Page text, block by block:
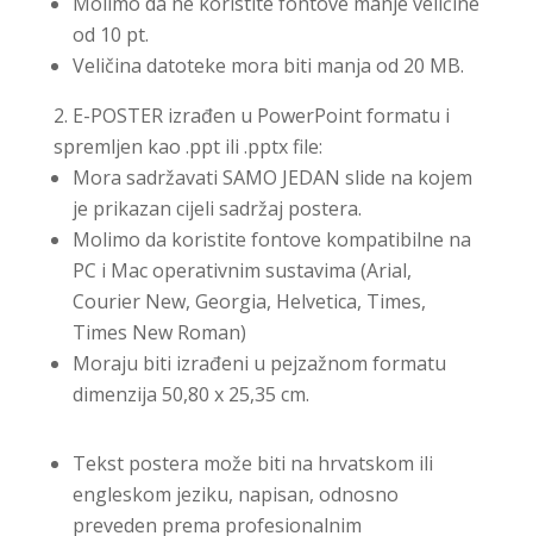
od 10 pt.
Veličina datoteke mora biti manja od 20 MB.
E-POSTER izrađen u PowerPoint formatu i
spremljen kao .ppt ili .pptx file:
Mora sadržavati SAMO JEDAN slide na kojem
je prikazan cijeli sadržaj postera.
Molimo da koristite fontove kompatibilne na
PC i Mac operativnim sustavima (Arial,
Courier New, Georgia, Helvetica, Times,
Times New Roman)
Moraju biti izrađeni u pejzažnom formatu
dimenzija 50,80 x 25,35 cm.
Tekst postera može biti na hrvatskom ili
engleskom jeziku, napisan, odnosno
preveden prema profesionalnim